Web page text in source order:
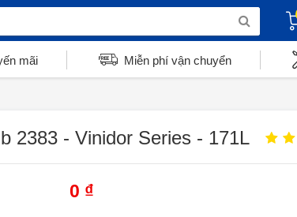
mãi Miễn phí vận chuyển
2383 - Vinidor Series - 171L
0 ₫